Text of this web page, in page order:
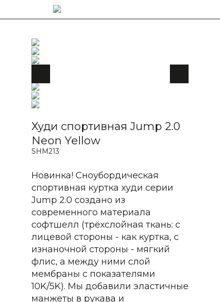
Худи спортивная Jump 2.0
Neon Yellow
SHM213
Новинка! Сноубордическая
спортивная куртка худи серии
Jump 2.0 создано из
современного материала
софтшелл (трёхслойная ткань: с
лицевой стороны - как куртка, с
изнаночной стороны - мягкий
флис, а между ними слой
мембраны с показателями
10K/5K). Мы добавили эластичные
манжеты в рукава и